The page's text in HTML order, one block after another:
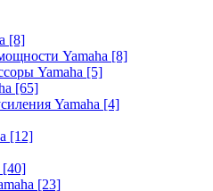
[8]
Yamaha [8]
Yamaha [5]
[65]
Yamaha [4]
[12]
[40]
[23]